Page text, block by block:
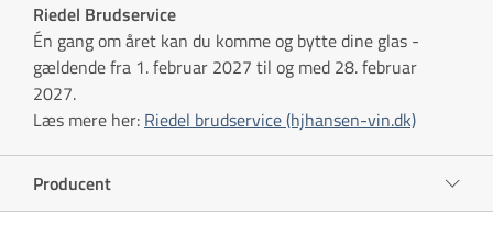
Riedel Brudservice
Én gang om året kan du komme og bytte dine glas -
gældende fra 1. februar 2027 til og med 28. februar
2027.
Læs mere her: Riedel brudservice (hjhansen-vin.dk)
Producent